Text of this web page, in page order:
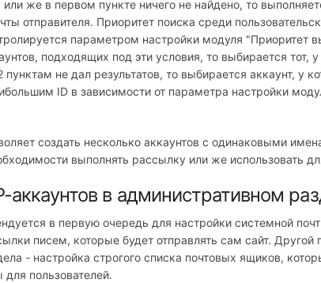
же в первом пункте ничего не найдено, то
отправителя. Приоритет поиска среди
параметром настройки модуля "Приоритет
подходящих под эти условия, то выбирается тот,
не дал результатов, то выбирается аккаунт, у
ID в зависимости от параметра настройки
создать несколько аккаунтов с одинаковыми
выполнять рассылку или же использовать
аккаунтов в административном
в первую очередь для настройки системной
писем, которые будет отправлять сам сайт. Другой
- настройка строгого списка почтовых ящиков,
пользователей.